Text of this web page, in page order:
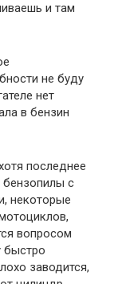
и там
не буду
нет
в бензин
последнее
бензопилы с
некоторые
вопросом
быстро
заводится,